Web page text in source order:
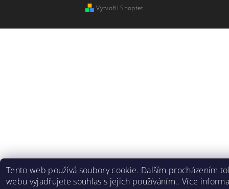
Vytvořil Shoptet
Tento web používá soubory cookie. Dalším procházením
webu vyjadřujete souhlas s jejich používáním.. Více